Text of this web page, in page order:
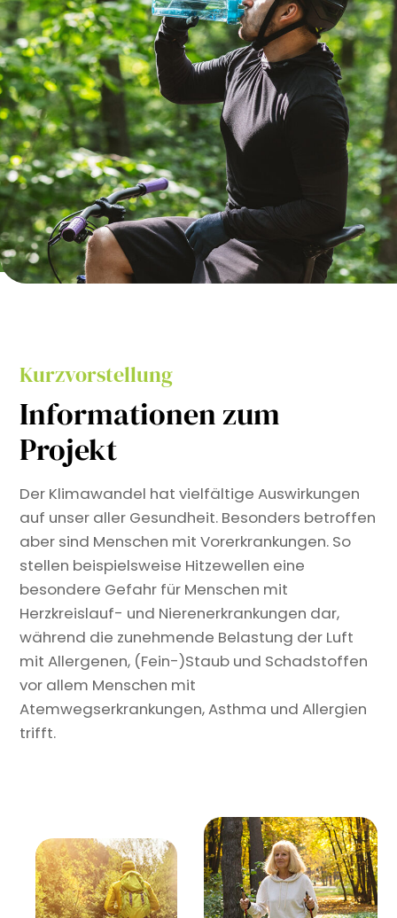
Kurzvorstellung
Informationen zum
Projekt
Der Klimawandel hat vielfältige Auswirkungen
auf unser aller Gesundheit. Besonders betroffen
aber sind Menschen mit Vorerkrankungen. So
stellen beispielsweise Hitzewellen eine
besondere Gefahr für Menschen mit
Herzkreislauf- und Nierenerkrankungen dar,
während die zunehmende Belastung der Luft
mit Allergenen, (Fein-)Staub und Schadstoffen
vor allem Menschen mit
Atemwegserkrankungen, Asthma und Allergien
trifft.